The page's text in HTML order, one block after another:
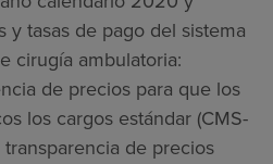
y tasas de pago del sistema
cirugía ambulatoria:
de precios para que los
los cargos estándar (CMS-
transparencia de precios